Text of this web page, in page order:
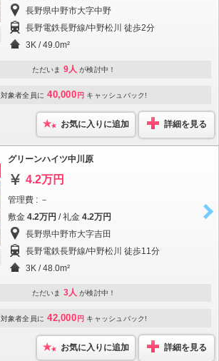
長野県中野市大字中野
長野電鉄長野線/中野松川 徒歩2分
3K / 49.0m²
ただいま 9人 が検討中！
対象者全員に 40,000 円 キャッシュバック!
お気に入りに追加 詳細を見る
グリーンハイツ中川原
4.2万円
管理費 : －
敷金 4.2万円 / 礼金 4.2万円
長野県中野市大字吉田
長野電鉄長野線/中野松川 徒歩11分
3K / 48.0m²
ただいま 3人 が検討中！
対象者全員に 42,000 円 キャッシュバック!
お気に入りに追加 詳細を見る